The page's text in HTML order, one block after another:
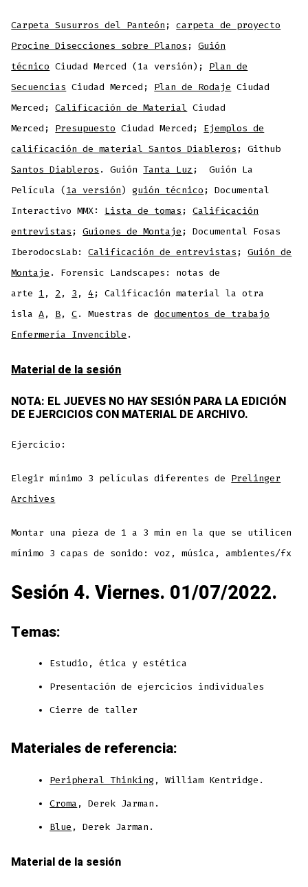
Carpeta Susurros del Panteón ;carpeta de proyecto
Procine Disecciones sobre Planos ;Guión
técnico Ciudad Merced (1a versión); Plan de
Secuencias Ciudad Merced; Plan de Rodaje Ciudad
Merced;Calificación de Material Ciudad
Merced; Presupuesto Ciudad Merced; Ejemplos de
calificación de material Santos Diableros ; Github
Santos Diableros . GuiónTanta Luz ; Guión La
Película (1a versión)guión técnico ; Documental
Interactivo MMX: Lista de tomas ;Calificación
entrevistas ;Guiones de Montaje ; Documental Fosas
IberodocsLab:Calificación de entrevistas ;Guión de
Montaje . Forensic Landscapes: notas de
arte 1 , 2, 3 ,4; Calificación material la otra
islaA, B,C. Muestras dedocumentos de trabajo
Enfermería Invencible .
Material de la sesión
NOTA: EL JUEVES NO HAY SESIÓN PARA LA EDICIÓN
DE EJERCICIOS CON MATERIAL DE ARCHIVO.
Ejercicio:
Elegir mínimo 3 películas diferentes de Prelinger
Archives
Montar una pieza de 1 a 3 min en la que se utilicen
mínimo 3 capas de sonido: voz, música, ambientes/fx
Sesión 4. Viernes. 01/07/2022.
Temas:
Estudio, ética y estética
Presentación de ejercicios individuales
Cierre de taller
Materiales de referencia:
Peripheral Thinking , William Kentridge.
Croma , Derek Jarman.
Blue , Derek Jarman.
Material de la sesión